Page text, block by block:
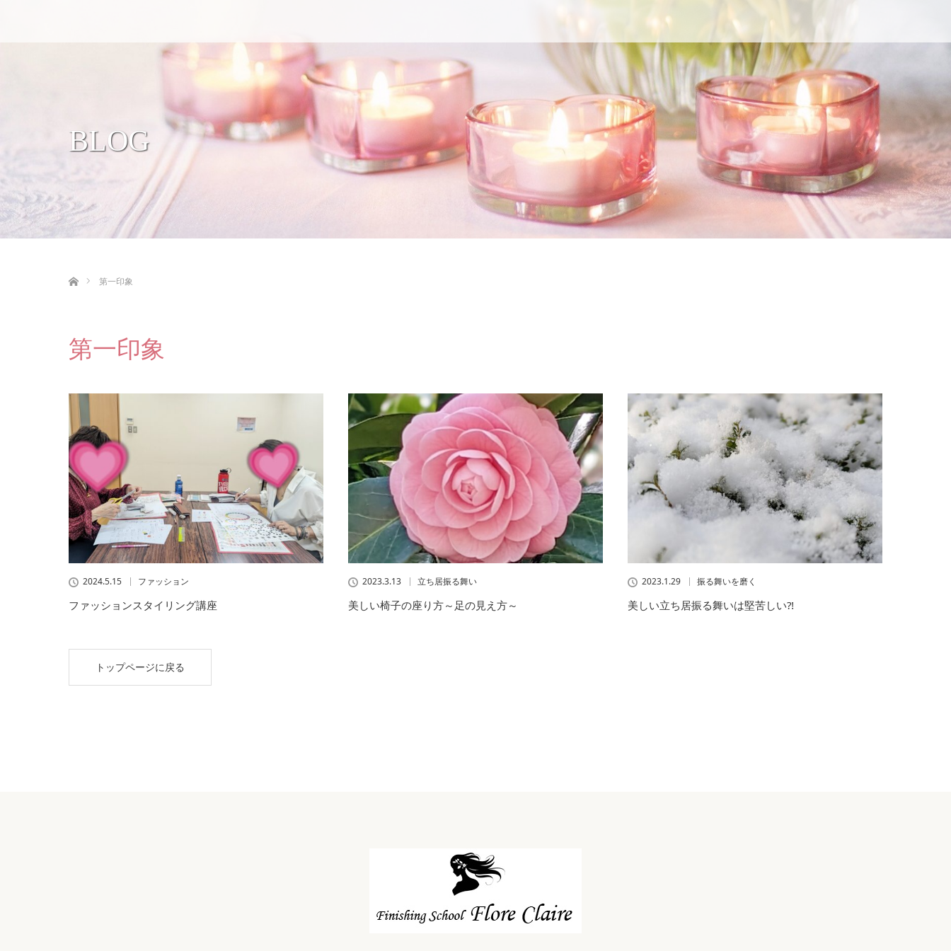
BLOG
第一印象
第一印象
2024.5.15 ファッション
ファッションスタイリング講座
2023.3.13 立ち居振る舞い
美しい椅子の座り方～足の見え方～
2023.1.29 振る舞いを磨く
美しい立ち居振る舞いは堅苦しい⁈
トップページに戻る